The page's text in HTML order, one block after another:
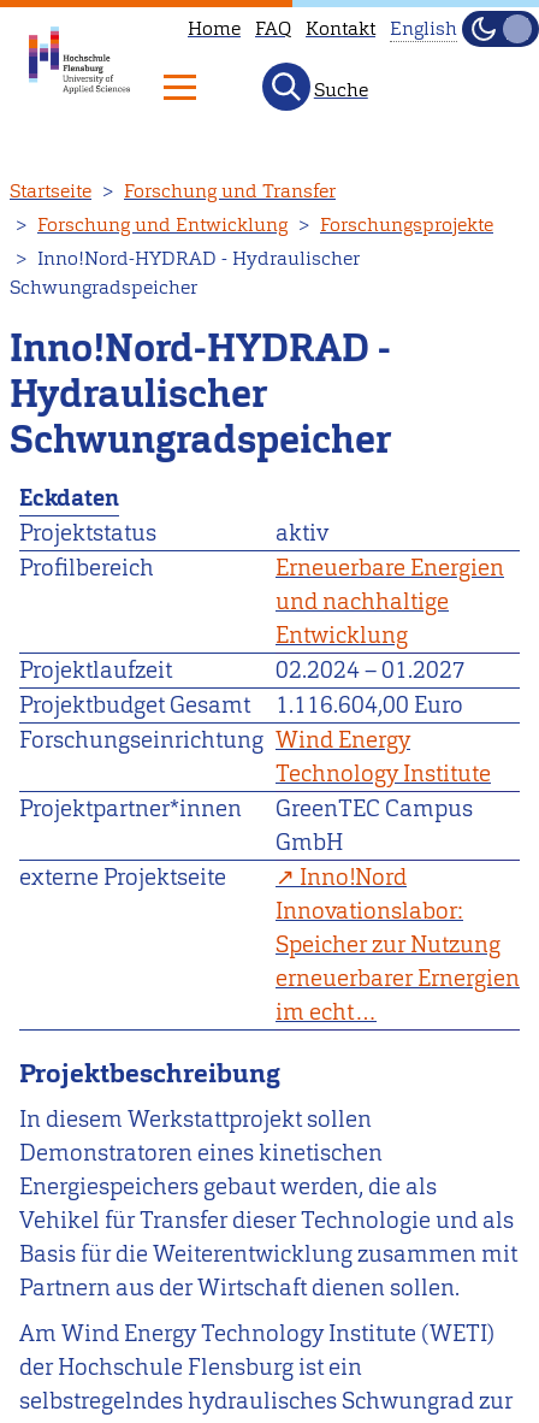
zum
Inhalt
Home FAQ Kontakt
available
English
Hell
Suche
Startseite
Forschung und Transfer
Forschung und Entwicklung
Forschungsprojekte
Inno!Nord-HYDRAD - Hydraulischer
Schwungradspeicher
Inno!Nord-HYDRAD -
Hydraulischer
Schwungradspeicher
Eckdaten
Projektstatus
aktiv
Profilbereich
Erneuerbare Energien
und nachhaltige
Entwicklung
Projektlaufzeit
02.2024–01.2027
Projektbudget Gesamt
1.116.604,00 Euro
Forschungseinrichtung Wind Energy
Technology Institute
Projektpartner*innen
GreenTEC Campus
GmbH
externe Projektseite
Inno!Nord
Innovationslabor:
Speicher zur Nutzung
erneuerbarer Ernergien
im echt…
Projektbeschreibung
In diesem Werkstattprojekt sollen
Demonstratoren eines kinetischen
Energiespeichers gebaut werden, die als
Vehikel für Transfer dieser Technologie und als
Basis für die Weiterentwicklung zusammen mit
Partnern aus der Wirtschaft dienen sollen.
Am Wind Energy Technology Institute (WETI)
der Hochschule Flensburg ist ein
selbstregelndes hydraulisches Schwungrad zur